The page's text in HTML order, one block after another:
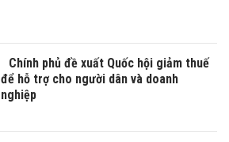
Chính phủ đề xuất Quốc hội giảm thuế
để hỗ trợ cho người dân và doanh
nghiệp